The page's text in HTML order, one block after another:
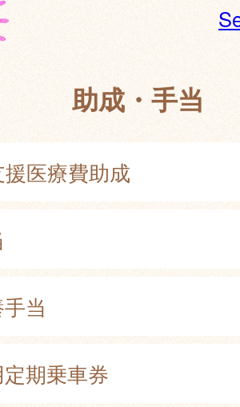
助成・手当
医療費助成
当
期乗車券